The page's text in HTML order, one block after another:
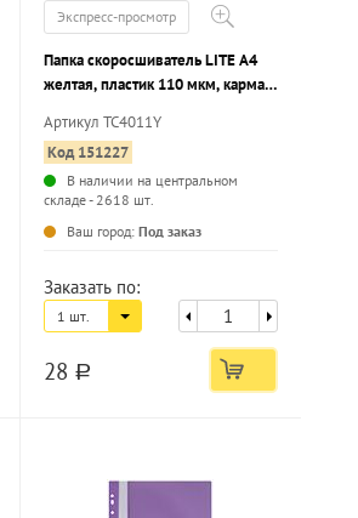
Экспресс-просмотр
Папка скоросшиватель LITE А4
желтая, пластик 110 мкм, карман
Артикул TC4011Y
Код 151227
В наличии на центральном
складе - 2618 шт.
Ваш город: Под заказ
Заказать по:
1 шт.
28 a